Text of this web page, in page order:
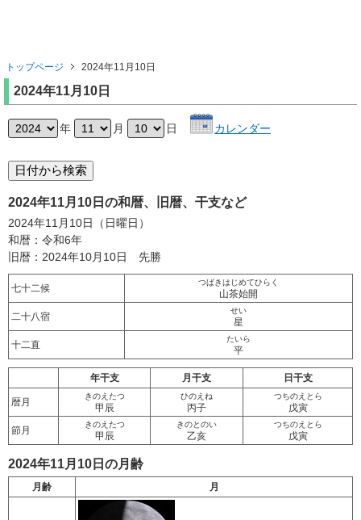
トップページ 2024年11月10日
2024年11月10日
年 月 日 カレンダー
2024年11月10日の和暦、旧暦、干支など
2024年11月10日（日曜日）
和暦：令和6年
旧暦：2024年10月10日 先勝
七十二候
つばきはじめてひらく
山茶始開
二十八宿
せい
星
十二直
たいら
平
年干支 月干支 日干支
暦月
きのえたつ
甲辰
ひのえね
丙子
つちのえとら
戊寅
節月
きのえたつ
甲辰
きのとのい
乙亥
つちのえとら
戊寅
2024年11月10日の月齢
月齢 月